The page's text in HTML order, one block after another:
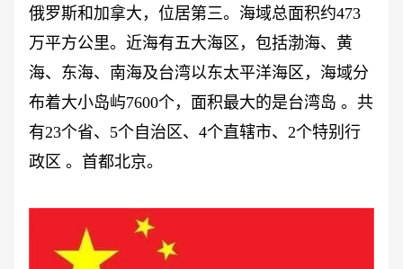
俄罗斯和加拿大，位居第三。海域总面积约473
万平方公里。近海有五大海区，包括渤海、黄
海、东海、南海及台湾以东太平洋海区，海域分
布着大小岛屿7600个，面积最大的是台湾岛 。共
有23个省、5个自治区、4个直辖市、2个特别行
政区 。首都北京。